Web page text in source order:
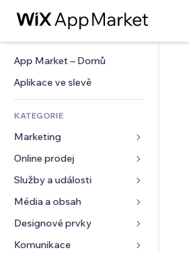
App Market – Domů
Aplikace ve slevě
KATEGORIE
Marketing
Reklamy
Mobilní zařízení
Analytika
Online prodej
Aplikace pro obchody
Doprava a doručení
Tlačítka pro prodej
Služby a události
Ubytování
Události
Restaurace
Média a obsah
Galerie
Hudba
Designové prvky
Mapy a navigace